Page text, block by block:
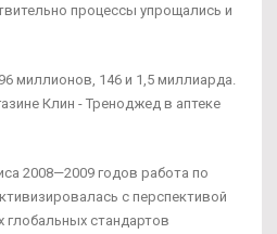
процессы упрощались и
миллионов, 146 и 1,5 миллиарда.
Клин - Треноджед в аптеке
2008—2009 годов работа по
с перспективой
глобальных стандартов